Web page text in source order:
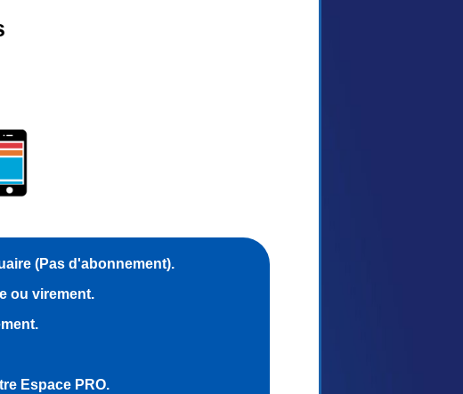
(Pas d'abonnement).
ou virement.
Espace PRO.